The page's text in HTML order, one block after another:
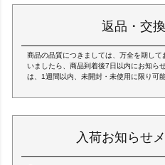
返品・交
商品の品質につきましては、万全を期し
いましたら、商品到着後7日以内にお知ら
は、1週間以内、未開封・未使用に限り可能
入荷お知らせ